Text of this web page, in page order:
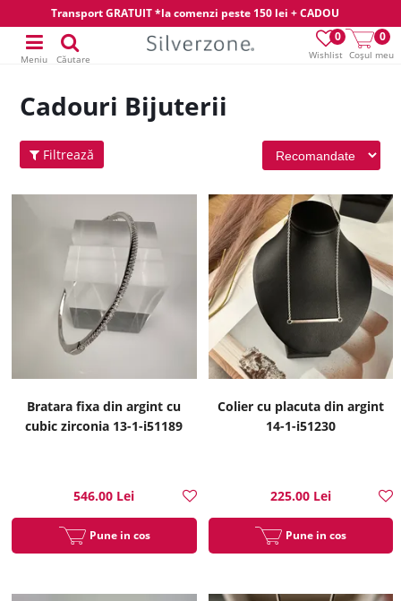
Transport GRATUIT *la comenzi peste 150 lei + CADOU
Wishlist
0
Coșul meu
0
Meniu Căutare
Cadouri Bijuterii
Filtrează
Bratara fixa din argint cu
cubic zirconia 13-1-i51189
546.00 Lei
Pune in cos
Colier cu placuta din argint
14-1-i51230
225.00 Lei
Pune in cos